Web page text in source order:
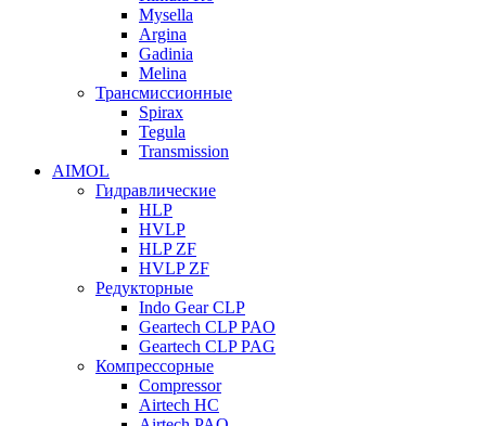
Mysella
Argina
Gadinia
Melina
Трансмиссионные
Spirax
Tegula
Transmission
AIMOL
Гидравлические
HLP
HVLP
HLP ZF
HVLP ZF
Редукторные
Indo Gear CLP
Geartech CLP PAO
Geartech CLP PAG
Компрессорные
Compressor
Airtech HC